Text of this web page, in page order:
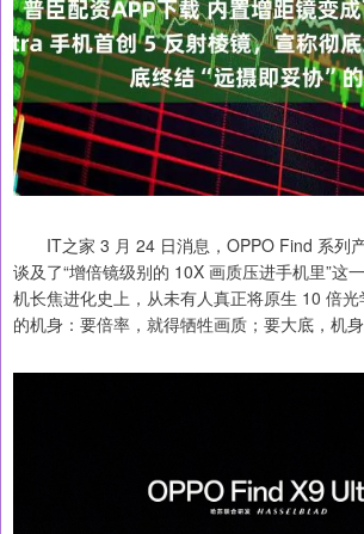
IT之家 3 月 24 日消息，OPPO Find 系列
谈及了“增倍镜级别的 10X 画质压进手机里”这
机长焦进化史上，从未有人真正将原生 10 倍
的机身：要倍率，就得牺牲画质；要大底，机身